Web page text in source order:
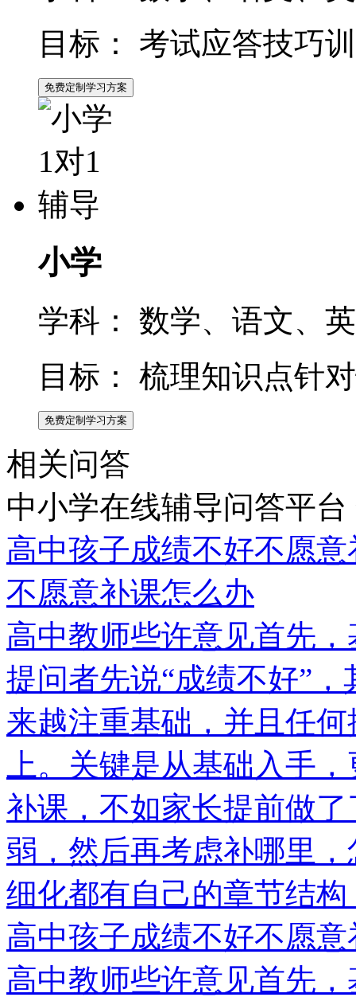
目标：
考试应答技巧
免费定制学习方案
小学
学科：
数学、语文、
目标：
梳理知识点针
免费定制学习方案
相关问答
中小学在线辅导问答平
高中孩子成绩不好不愿
不愿意补课怎么办
高中教师些许意见首先
提问者先说“成绩不好”
来越注重基础，并且任
上。关键是从基础入手
补课，不如家长提前做
弱，然后再考虑补哪里
细化都有自己的章节结
高中孩子成绩不好不愿
高中教师些许意见首先